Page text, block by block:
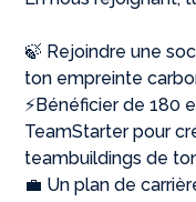
🍃 Rejoindre une
ton empreinte
⚡️Bénéficier de 180
TeamStarter pour
teambuildings de
💼 Un plan de